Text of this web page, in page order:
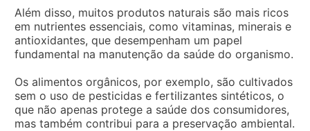
Além disso, muitos produtos naturais são mais ricos
em nutrientes essenciais, como vitaminas, minerais e
antioxidantes, que desempenham um papel
fundamental na manutenção da saúde do organismo.
Os alimentos orgânicos, por exemplo, são cultivados
sem o uso de pesticidas e fertilizantes sintéticos, o
que não apenas protege a saúde dos consumidores,
mas também contribui para a preservação ambiental.